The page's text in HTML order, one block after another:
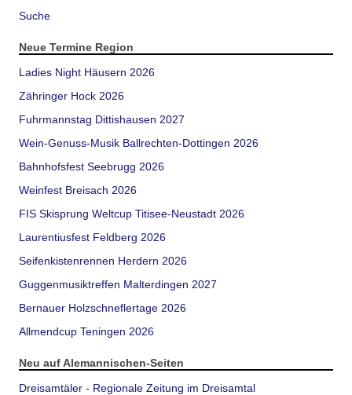
Suche
Neue Termine Region
Ladies Night Häusern 2026
Zähringer Hock 2026
Fuhrmannstag Dittishausen 2027
Wein-Genuss-Musik Ballrechten-Dottingen 2026
Bahnhofsfest Seebrugg 2026
Weinfest Breisach 2026
FIS Skisprung Weltcup Titisee-Neustadt 2026
Laurentiusfest Feldberg 2026
Seifenkistenrennen Herdern 2026
Guggenmusiktreffen Malterdingen 2027
Bernauer Holzschneflertage 2026
Allmendcup Teningen 2026
Neu auf Alemannischen-Seiten
Dreisamtäler - Regionale Zeitung im Dreisamtal